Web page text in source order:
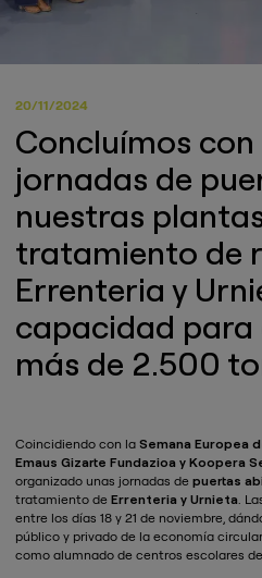
20/11/2024
Concluímos
jornadas de
nuestras
tratamiento de
Errenteria y
capacidad
más de 2.500
Coincidiendo con la Semana Europea
Emaus Gizarte Fundazioa y Koopera
organizado unas jornadas de puertas
tratamiento de Errenteria y Urnieta.
entre los días 18 y 21 de noviembre,
público y privado de la economía
como alumnado de centros escolares